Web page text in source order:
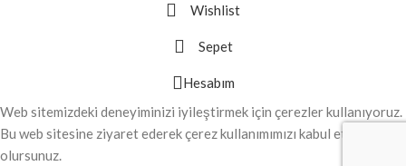
Wishlist
Sepet
Hesabım
Web sitemizdeki deneyiminizi iyileştirmek için çerezler kullanıyoruz.
Bu web sitesine ziyaret ederek çerez kullanımımızı kabul etmiş
olursunuz.